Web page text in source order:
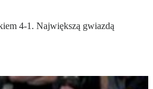
4-1. Największą gwiazdą